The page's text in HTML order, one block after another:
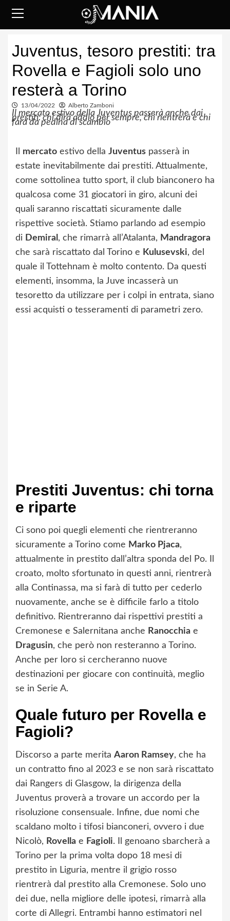
content
Juventus, tesoro prestiti: tra
Rovella e Fagioli solo uno
resterà a Torino
13/04/2022 Alberto Zamboni
Il mercato estivo della Juventus passerà anche dai
prestiti: chi dirà addio per sempre, chi rientrerà e chi
farà da pedina di scambio
mercato estivo della Juventus passerà in
estate inevitabilmente dai prestiti. Attualmente,
come sottolinea tutto sport, il club bianconero ha
qualcosa come 31 giocatori in giro, alcuni dei
quali saranno riscattati sicuramente dalle
rispettive società. Stiamo parlando ad esempio
di Demiral , che rimarrà all’Atalanta, Mandragora
che sarà riscattato dal Torino e Kulusevski, del
quale il Tottehnam è molto contento. Da questi
elementi, insomma, la Juve incasserà un
tesoretto da utilizzare per i colpi in entrata, siano
essi acquisti o tesseramenti di parametri zero.
Prestiti Juventus: chi torna
e riparte
Ci sono poi quegli elementi che rientreranno
sicuramente a Torino come Marko Pjaca,
attualmente in prestito dall’altra sponda del Po. Il
croato, molto sfortunato in questi anni, rientrerà
alla Continassa, ma si farà di tutto per cederlo
nuovamente, anche se è difficile farlo a titolo
definitivo. Rientreranno dai rispettivi prestiti a
Cremonese e Salernitana anche Ranocchia e
Dragusin, che però non resteranno a Torino.
Anche per loro si cercheranno nuove
destinazioni per giocare con continuità, meglio
se in Serie A.
Quale futuro per Rovella e
Fagioli?
Discorso a parte merita Aaron Ramsey, che ha
un contratto fino al 2023 e se non sarà riscattato
dai Rangers di Glasgow, la dirigenza della
Juventus proverà a trovare un accordo per la
risoluzione consensuale. Infine, due nomi che
scaldano molto i tifosi bianconeri, ovvero i due
Nicolò, Rovella e Fagioli. Il genoano sbarcherà a
Torino per la prima volta dopo 18 mesi di
prestito in Liguria, mentre il grigio rosso
rientrerà dal prestito alla Cremonese. Solo uno
dei due, nella migliore delle ipotesi, rimarrà alla
corte di Allegri. Entrambi hanno estimatori nel